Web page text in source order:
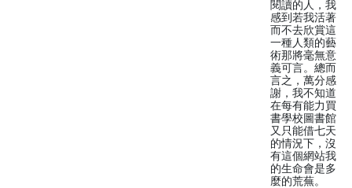
閱讀的人，我
感到若我活著
而不去欣賞這
一種人類的藝
術那將毫無意
義可言。總而
言之，萬分感
謝，我不知道
在每有能力買
書學校圖書館
又只能借七天
的情況下，沒
有這個網站我
的生命會是多
麼的荒蕪。